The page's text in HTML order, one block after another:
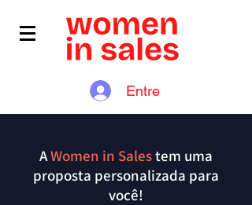
Entre
AWomen in Salestem uma
proposta personalizada para
você!